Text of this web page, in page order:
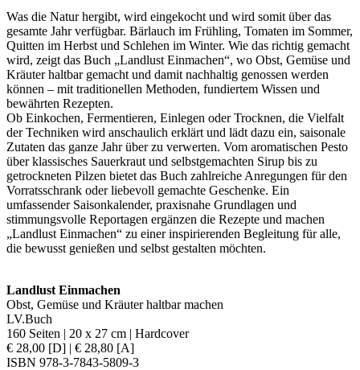
Was die Natur hergibt, wird eingekocht und wird somit über das
gesamte Jahr verfügbar. Bärlauch im Frühling, Tomaten im Sommer,
Quitten im Herbst und Schlehen im Winter. Wie das richtig gemacht
wird, zeigt das Buch „Landlust Einmachen“, wo Obst, Gemüse und
Kräuter haltbar gemacht und damit nachhaltig genossen werden
können – mit traditionellen Methoden, fundiertem Wissen und
bewährten Rezepten.
Ob Einkochen, Fermentieren, Einlegen oder Trocknen, die Vielfalt
der Techniken wird anschaulich erklärt und lädt dazu ein, saisonale
Zutaten das ganze Jahr über zu verwerten. Vom aromatischen Pesto
über klassisches Sauerkraut und selbstgemachten Sirup bis zu
getrockneten Pilzen bietet das Buch zahlreiche Anregungen für den
Vorratsschrank oder liebevoll gemachte Geschenke. Ein
umfassender Saisonkalender, praxisnahe Grundlagen und
stimmungsvolle Reportagen ergänzen die Rezepte und machen
„Landlust Einmachen“ zu einer inspirierenden Begleitung für alle,
die bewusst genießen und selbst gestalten möchten.
Landlust Einmachen
Obst, Gemüse und Kräuter haltbar machen
LV.Buch
160 Seiten | 20 x 27 cm | Hardcover
€ 28,00 [D] | € 28,80 [A]
ISBN 978-3-7843-5809-3